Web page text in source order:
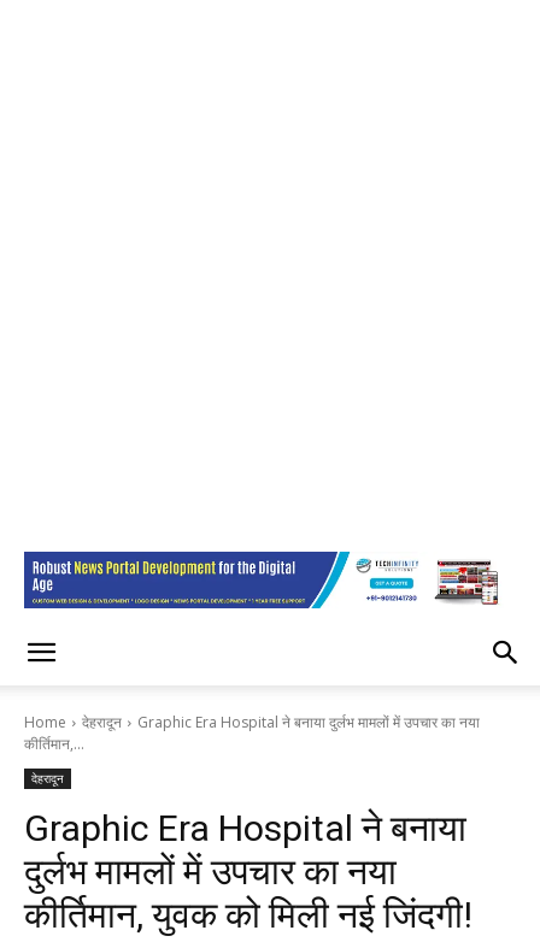
Home देहरादून
Graphic Era Hospital ने बनाया दुर्लभ मामलों में उपचार का नया
कीर्तिमान,...
देहरादून
Graphic Era Hospital ने बनाया
दुर्लभ मामलों में उपचार का नया
कीर्तिमान, युवक को मिली नई जिंदगी!